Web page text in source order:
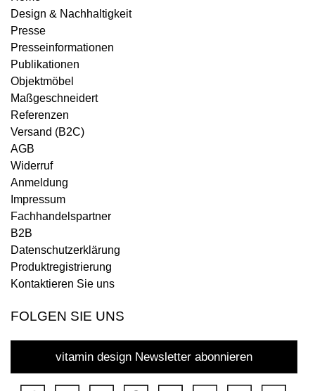
Design & Nachhaltigkeit
Presse
Presseinformationen
Publikationen
Objektmöbel
Maßgeschneidert
Referenzen
Versand (B2C)
AGB
Widerruf
Anmeldung
Impressum
Fachhandelspartner
B2B
Datenschutzerklärung
Produktregistrierung
Kontaktieren Sie uns
FOLGEN SIE UNS
vitamin design Newsletter abonnieren